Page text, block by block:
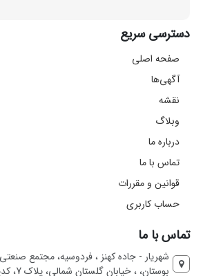
دسترسی سریع
صفحه اصلی
آگهی‌ها
نقشه
وبلاگ
درباره ما
تماس با ما
قوانین و مقررات
حساب کاربری
تماس با ما
شهریار - جاده کهنز ، فردوسیه، مجتمع
بوستان، ، خیابان گلستان شمالی، پلاک 7، کدپستی : ۳۳۵۷۱۹۳۴۷۴